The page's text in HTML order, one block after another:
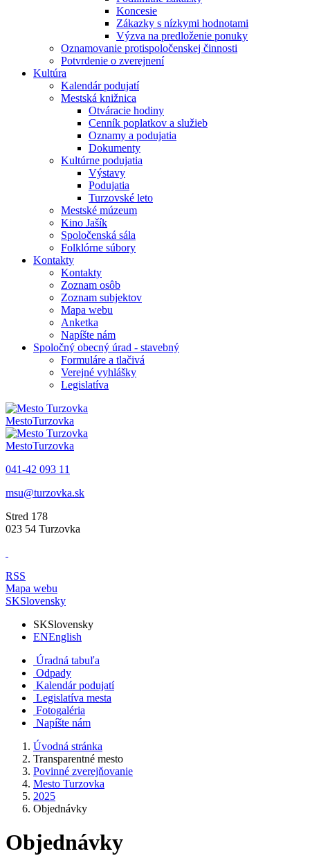
Koncesie
Zákazky s nízkymi hodnotami
Výzva na predloženie ponuky
Oznamovanie protispoločenskej činnosti
Potvrdenie o zverejnení
Kultúra
Kalendár podujatí
Mestská knižnica
Otváracie hodiny
Cenník poplatkov a služieb
Oznamy a podujatia
Dokumenty
Kultúrne podujatia
Výstavy
Podujatia
Turzovské leto
Mestské múzeum
Kino Jašík
Spoločenská sála
Folklórne súbory
Kontakty
Kontakty
Zoznam osôb
Zoznam subjektov
Mapa webu
Anketka
Napíšte nám
Spoločný obecný úrad - stavebný
Formuláre a tlačivá
Verejné vyhlášky
Legislatíva
MestoTurzovka
MestoTurzovka
041-42 093 11
msu@turzovka.sk
Stred 178
023 54 Turzovka
RSS
Mapa webu
SKSlovensky
SKSlovensky
ENEnglish
Úradná tabuľa
Odpady
Kalendár podujatí
Legislatíva mesta
Fotogaléria
Napíšte nám
Úvodná stránka
Transparentné mesto
Povinné zverejňovanie
Mesto Turzovka
2025
Objednávky
Objednávky